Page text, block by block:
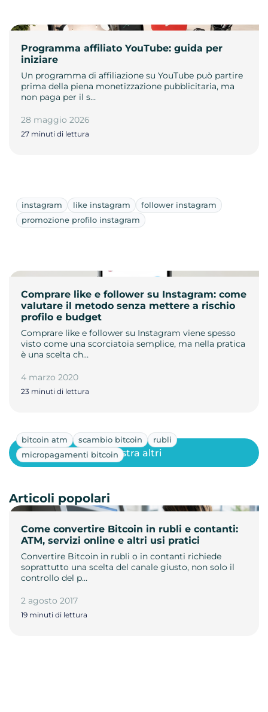
Programma affiliato YouTube: guida per
iniziare
Un programma di affiliazione su YouTube può partire
prima della piena monetizzazione pubblicitaria, ma
non paga per il s…
28 maggio 2026
27 minuti di lettura
instagram like instagram
follower instagram
promozione profilo instagram
Comprare like e follower su Instagram: come
valutare il metodo senza mettere a rischio
profilo e budget
Comprare like e follower su Instagram viene spesso
visto come una scorciatoia semplice, ma nella pratica
è una scelta ch…
4 marzo 2020
23 minuti di lettura
bitcoin atm scambio bitcoin
rubli
micropagamenti bitcoin
Come convertire Bitcoin in rubli e contanti:
ATM, servizi online e altri usi pratici
Convertire Bitcoin in rubli o in contanti richiede
soprattutto una scelta del canale giusto, non solo il
controllo del p…
2 agosto 2017
19 minuti di lettura
Mostra altri
Articoli popolari